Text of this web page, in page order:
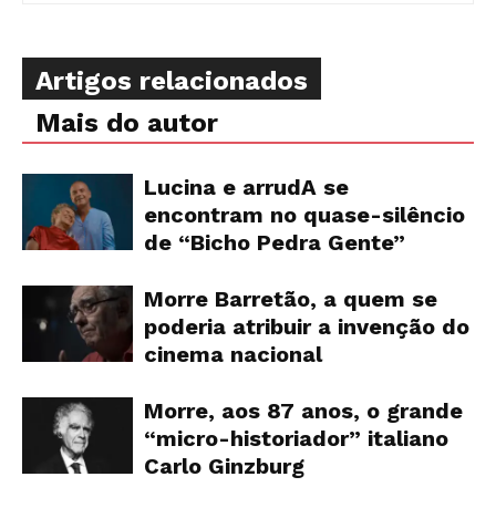
Artigos relacionados
Mais do autor
Lucina e arrudA se
encontram no quase-silêncio
de “Bicho Pedra Gente”
Morre Barretão, a quem se
poderia atribuir a invenção do
cinema nacional
Morre, aos 87 anos, o grande
“micro-historiador” italiano
Carlo Ginzburg